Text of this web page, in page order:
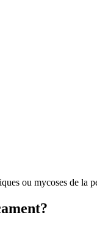
ou mycoses de la